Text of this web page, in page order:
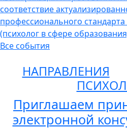
соответствие
профессионального стандарта
(психолог в сфере
Все события
НАПРАВЛЕНИЯ
Приглашаем
электронной